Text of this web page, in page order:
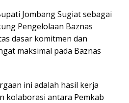
Jombang Sugiat sebagai
Pengelolaan Baznas
dasar komitmen dan
maksimal pada Baznas
ini adalah hasil kerja
kolaborasi antara Pemkab